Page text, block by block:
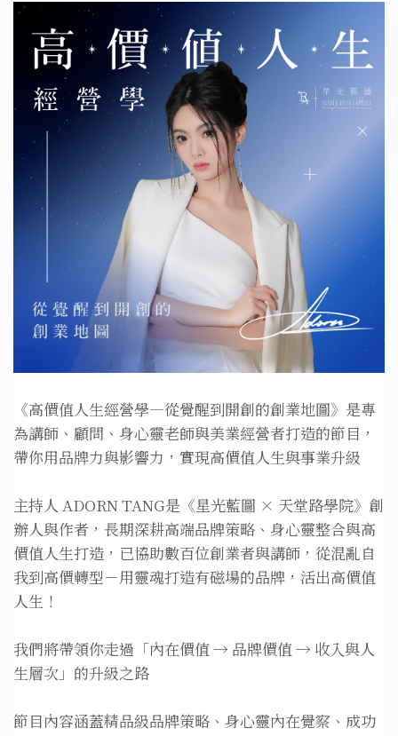
《高價值人生經營學—從覺醒到開創的創業地圖》是專
為講師、顧問、身心靈老師與美業經營者打造的節目，
帶你用品牌力與影響力，實現高價值人生與事業升級
主持人 ADORN TANG是《星光藍圖 × 天堂路學院》創
辦人與作者，長期深耕高端品牌策略、身心靈整合與高
價值人生打造，已協助數百位創業者與講師，從混亂自
我到高價轉型－用靈魂打造有磁場的品牌，活出高價值
人生！
我們將帶領你走過「內在價值 → 品牌價值 → 收入與人
生層次」的升級之路
節目內容涵蓋精品級品牌策略、身心靈內在覺察、成功